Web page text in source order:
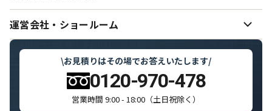
ーご希望どおりの色味を実現するために
ーデザインサンプル集
ー価格表
お支払い・領収書について
ー のれんと日よけ幕の仕立て·お手入れ方法
よくいただくご質問
ーのれん・日よけ幕の設置用備品
運営会社・ショールーム
ー運営会社・スタッフ紹介
ショールームのご案内
メディア掲載履歴
\お見積りはその場でお答えいたします/
0120-970-478
営業時間 9:00 - 18:00（土日祝除く）